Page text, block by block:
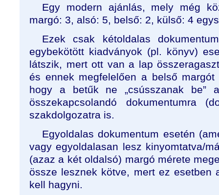
Egy modern ajánlás, mely még
margó: 3, alsó: 5, belső: 2, külső: 4
Ezek csak kétoldalas
egybekötött kiadványok (pl. könyv)
látszik, mert ott van a lap
és ennek megfelelően a belső
hogy a betűk ne „csússzanak be”
összekapcsolandó dokumentumra
szakdolgozatra is.
Egyoldalas dokumentum esetén
vagy egyoldalasan lesz kinyomtatva/
(azaz a két oldalsó) margó mérete
össze lesznek kötve, mert ez esetben
kell hagyni.